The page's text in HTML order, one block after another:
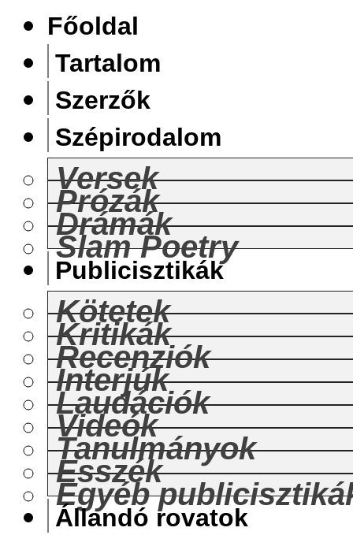
Főoldal
Tartalom
Szerzők
Szépirodalom
Versek
Prózák
Drámák
Slam Poetry
Publicisztikák
Kötetek
Kritikák
Recenziók
Interjúk
Laudációk
Videók
Tanulmányok
Esszék
Egyéb
Állandó rovatok